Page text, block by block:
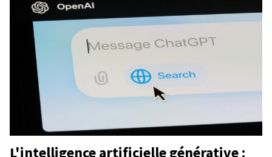
L'intelligence artificielle générative :